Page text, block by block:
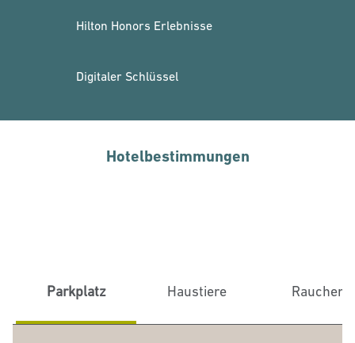
Hilton Honors Erlebnisse
Digitaler Schlüssel
Hotelbestimmungen
Parkplatz Haustiere Raucher